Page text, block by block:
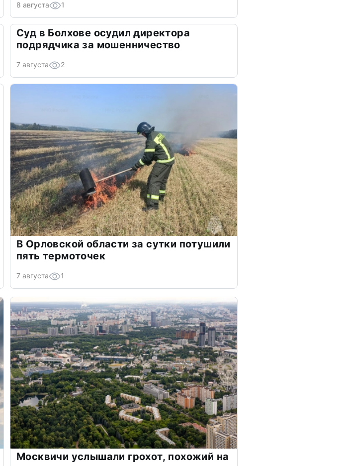
8 августа 1
Суд в Болхове осудил директора
подрядчика за мошенничество
7 августа 2
В Орловской области за сутки потушили
пять термоточек
7 августа 1
Москвичи услышали грохот, похожий на